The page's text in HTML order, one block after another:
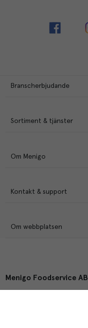
Branscherbjudande
Sortiment & tjänster
Om Menigo
Kontakt & support
Om webbplatsen
Menigo Foodservice AB